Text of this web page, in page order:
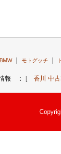
BMW モトグッチ
報 ： [ 香川 中